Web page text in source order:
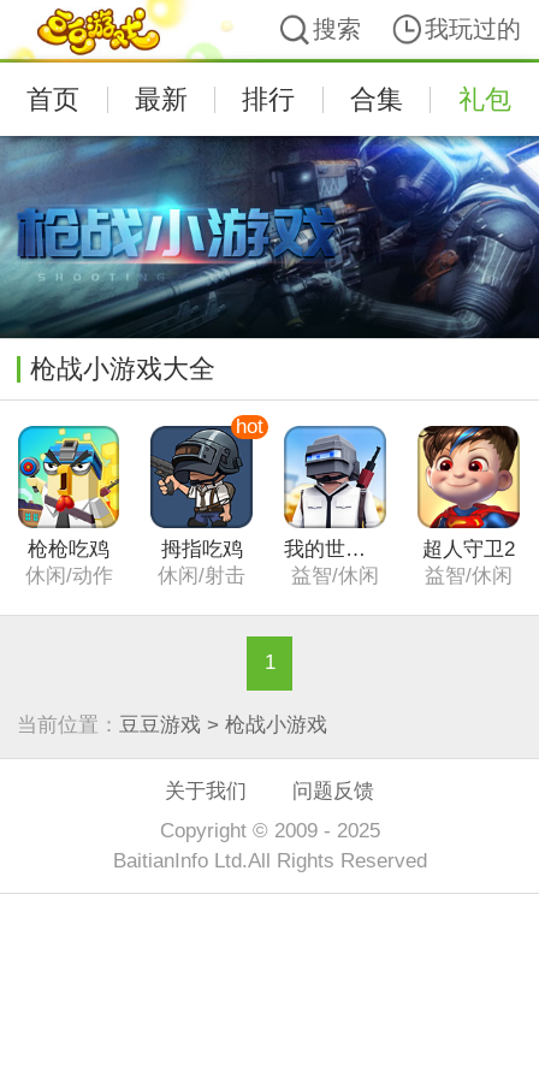
搜索 我玩过的
首页 最新 排行 合集 礼包
枪战小游戏大全
枪枪吃鸡
休闲/动作
拇指吃鸡
休闲/射击
我的世界吃鸡
益智/休闲
超人守卫2
益智/休闲
1
当前位置： 豆豆游戏 > 枪战小游戏
关于我们
问题反馈
Copyright © 2009 - 2025
BaitianInfo Ltd.All Rights Reserved